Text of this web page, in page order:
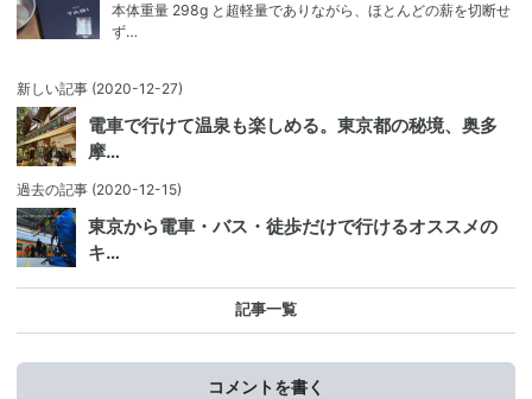
本体重量 298g と超軽量でありながら、ほとんどの薪を切断せ
ず…
新しい記事 (2020-12-27)
電車で行けて温泉も楽しめる。東京都の秘境、奥多
摩…
過去の記事 (2020-12-15)
東京から電車・バス・徒歩だけで行けるオススメの
キ…
記事一覧
コメントを書く